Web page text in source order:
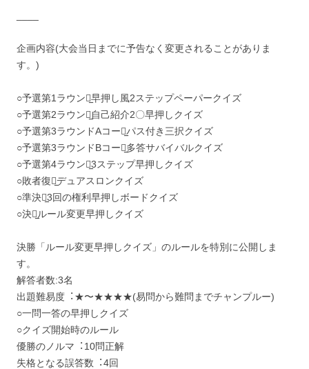
企画内容(大会当日までに予告なく変更されることがありま
す。)
○予選第1ラウンド̲早押し風2ステップペーパークイズ
○予選第2ラウンド̲自己紹介2〇早押しクイズ
○予選第3ラウンドAコース̲パス付き三択クイズ
○予選第3ラウンドBコース̲多答サバイバルクイズ
○予選第4ラウンド̲3ステップ早押しクイズ
○敗者復活̲デュアスロンクイズ
○準決勝̲3回の権利早押しボードクイズ
○決勝̲ルール変更早押しクイズ
決勝「ルール変更早押しクイズ」のルールを特別に公開しま
す。
解答者数:3名
出題難易度︓★〜★★★★(易問から難問までチャンプルー)
○一問一答の早押しクイズ
○クイズ開始時のルール
優勝のノルマ︓10問正解
失格となる誤答数︓4回